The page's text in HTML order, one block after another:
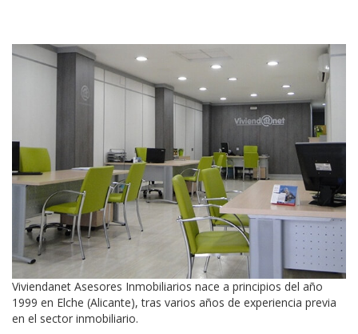
Viviendanet Asesores Inmobiliarios nace a principios del año
1999 en Elche (Alicante), tras varios años de experiencia previa
en el sector inmobiliario.